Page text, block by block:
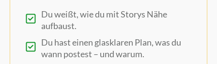
Du weißt, wie du mit Storys Nähe
aufbaust.
Du hast einen glasklaren Plan, was du
wann postest – und warum.